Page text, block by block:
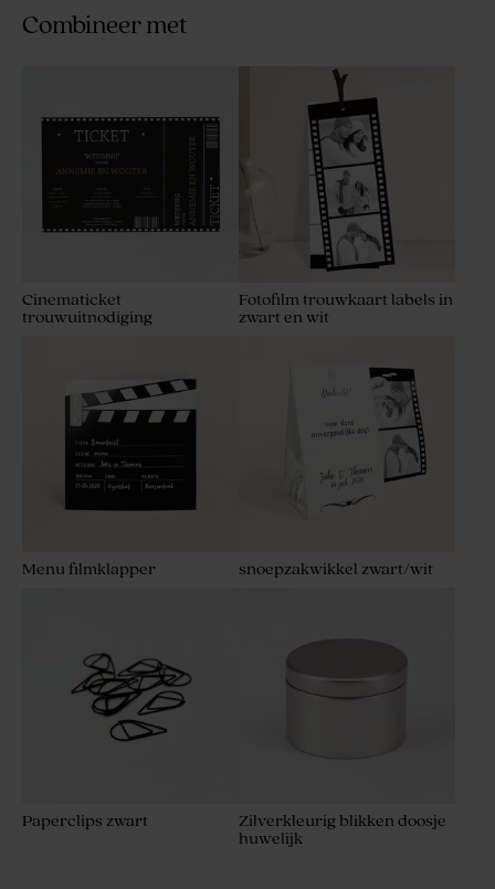
Combineer met
Cinematicket
trouwuitnodiging
Fotofilm trouwkaart labels in
zwart en wit
Menu filmklapper snoepzakwikkel zwart/wit
Paperclips zwart
Zilverkleurig blikken doosje
huwelijk